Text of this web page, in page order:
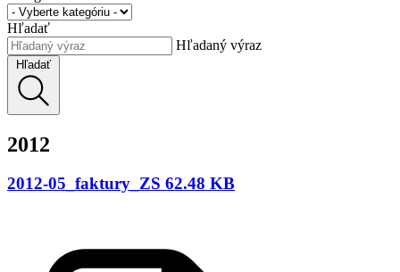
Hľadať
Hľadaný výraz
Hľadať
2012
2012-05_faktury_ZS 62.48 KB